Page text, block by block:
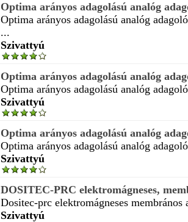
Optima arányos adagolású analóg
Optima arányos adagolású analóg
...
Szivattyú
Optima arányos adagolású analóg
Optima arányos adagolású analóg
Szivattyú
Optima arányos adagolású analóg
Optima arányos adagolású analóg
Szivattyú
DOSITEC-PRC elektromágneses,
Dositec-prc elektromágneses
Szivattyú